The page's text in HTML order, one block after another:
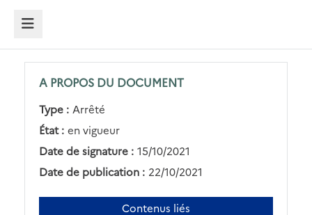
MENU
A PROPOS DU DOCUMENT
Type : Arrêté
État : en vigueur
Date de signature : 15/10/2021
Date de publication : 22/10/2021
Contenus liés